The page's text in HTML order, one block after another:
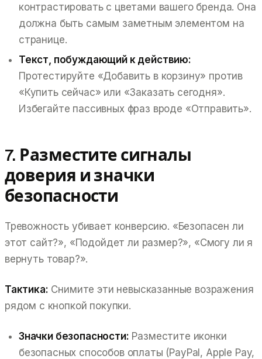
контрастировать с цветами вашего бренда. Она
должна быть самым заметным элементом на
странице.
Текст, побуждающий к действию:
Протестируйте «Добавить в корзину» против
«Купить сейчас» или «Заказать сегодня».
Избегайте пассивных фраз вроде «Отправить».
7. Разместите сигналы
доверия и значки
безопасности
Тревожность убивает конверсию. «Безопасен ли
этот сайт?», «Подойдет ли размер?», «Смогу ли я
вернуть товар?».
Тактика: Снимите эти невысказанные возражения
рядом с кнопкой покупки.
Значки безопасности: Разместите иконки
безопасных способов оплаты (PayPal, Apple Pay,